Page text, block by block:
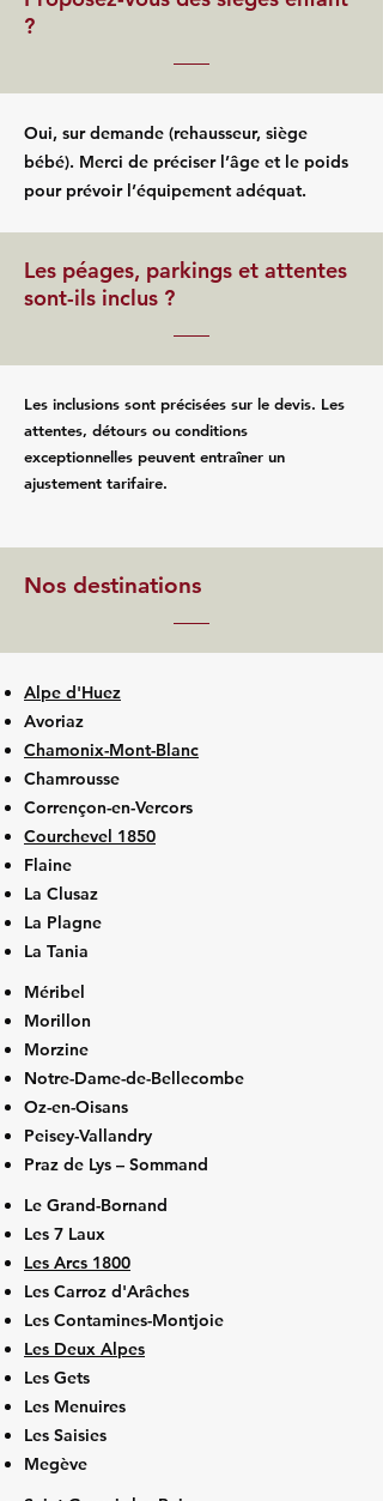
?
Oui, sur demande (rehausseur, siège
bébé). Merci de préciser l’âge et le poids
pour prévoir l’équipement adéquat.
Les péages, parkings et attentes
sont-ils inclus ?
Les inclusions sont précisées sur le devis. Les
attentes, détours ou conditions
exceptionnelles peuvent entraîner un
ajustement tarifaire.
Nos destinations
Alpe d'Huez
Avoriaz
Chamonix-Mont-Blanc
Chamrousse
Corrençon-en-Vercors
Courchevel 1850
Flaine
La Clusaz
La Plagne
La Tania
Méribel
Morillon
Morzine
Notre-Dame-de-Bellecombe
Oz-en-Oisans
Peisey-Vallandry
Praz de Lys – Sommand
Le Grand-Bornand
Les 7 Laux
Les Arcs 1800
Les Carroz d'Arâches
Les Contamines-Montjoie
Les Deux Alpes
Les Gets
Les Menuires
Les Saisies
Megève